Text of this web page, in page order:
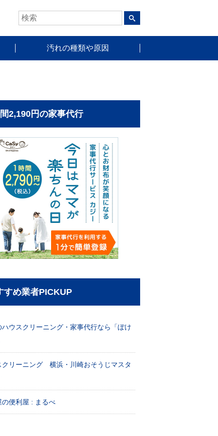
汚れの種類や原因
2,190円の家事代行
すめ業者PICKUP
ハウスクリーニング・家事代行なら「ぽけ
クリーニング 横浜・川崎おそうじマスタ
の便利屋 : まるべ